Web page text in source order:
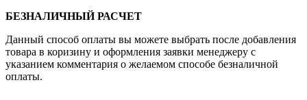
БЕЗНАЛИЧНЫЙ РАСЧЕТ
Данный способ оплаты вы можете выбрать после добавления
товара в коризину и оформления заявки менеджеру c
указанием комментария о желаемом способе безналичной
оплаты.